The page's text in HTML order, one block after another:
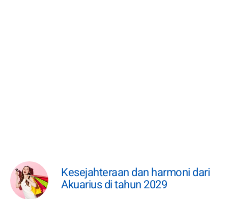
Kesejahteraan dan harmoni dari
Akuarius di tahun 2029